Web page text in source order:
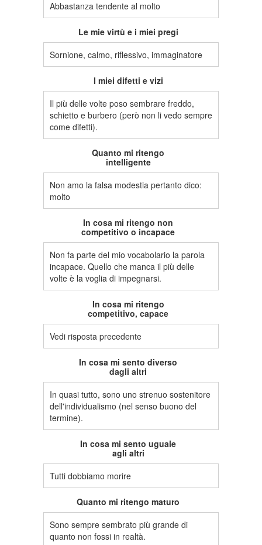
Abbastanza tendente al molto
Le mie virtù e i miei pregi
Sornione, calmo, riflessivo, immaginatore
I miei difetti e vizi
Il più delle volte poso sembrare freddo,
schietto e burbero (però non li vedo sempre
come difetti).
Quanto mi ritengo
intelligente
Non amo la falsa modestia pertanto dico:
molto
In cosa mi ritengo non
competitivo o incapace
Non fa parte del mio vocabolario la parola
incapace. Quello che manca il più delle
volte è la voglia di impegnarsi.
In cosa mi ritengo
competitivo, capace
Vedi risposta precedente
In cosa mi sento diverso
dagli altri
In quasi tutto, sono uno strenuo sostenitore
dell'individualismo (nel senso buono del
termine).
In cosa mi sento uguale
agli altri
Tutti dobbiamo morire
Quanto mi ritengo maturo
Sono sempre sembrato più grande di
quanto non fossi in realtà.